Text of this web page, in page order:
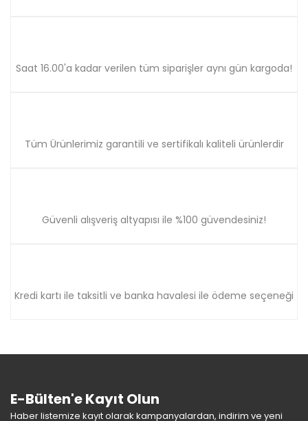
Saat 16.00'a kadar verilen tüm siparişler aynı gün kargoda!
Tüm Ürünlerimiz garantili ve sertifikalı kaliteli ürünlerdir
Güvenli alışveriş altyapısı ile %100 güvendesiniz!
Kredi kartı ile taksitli ve banka havalesi ile ödeme seçeneği
E-Bülten'e Kayıt Olun
Haber listemize kayıt olarak kampanyalardan, indirim ve yeni